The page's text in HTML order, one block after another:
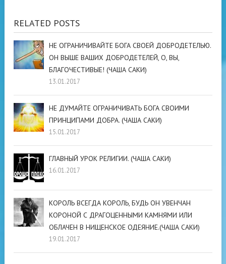
RELATED POSTS
НЕ ОГРАНИЧИВАЙТЕ БОГА СВОЕЙ ДОБРОДЕТЕЛЬЮ.
ОН ВЫШЕ ВАШИХ ДОБРОДЕТЕЛЕЙ, О, ВЫ,
БЛАГОЧЕСТИВЫЕ! (ЧАША САКИ)
13.01.2017
НЕ ДУМАЙТЕ ОГРАНИЧИВАТЬ БОГА СВОИМИ
ПРИНЦИПАМИ ДОБРА. (ЧАША САКИ)
15.01.2017
ГЛАВНЫЙ УРОК РЕЛИГИИ. (ЧАША САКИ)
16.01.2017
КОРОЛЬ ВСЕГДА КОРОЛЬ, БУДЬ ОН УВЕНЧАН
КОРОНОЙ С ДРАГОЦЕННЫМИ КАМНЯМИ ИЛИ
ОБЛАЧЕН В НИЩЕНСКОЕ ОДЕЯНИЕ.(ЧАША САКИ)
19.01.2017